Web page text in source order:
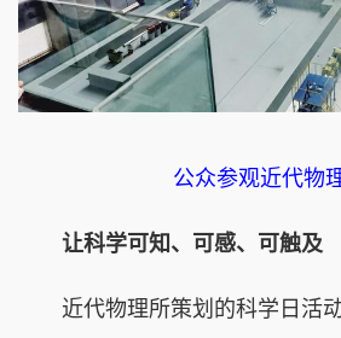
公众参观近代物
让科学可知、可感、可触及
近代物理所策划的科学日活动